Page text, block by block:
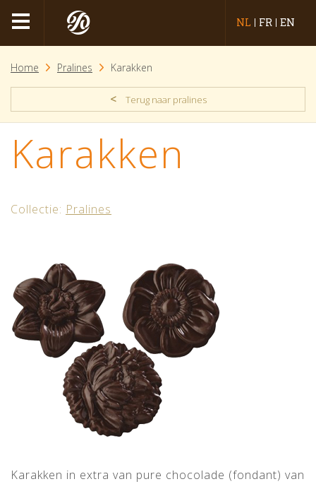
NL FR EN
Home Pralines Karakken
< Terug naar pralines
Karakken
Collectie: Pralines
Karakken in extra van pure chocolade (fondant) van